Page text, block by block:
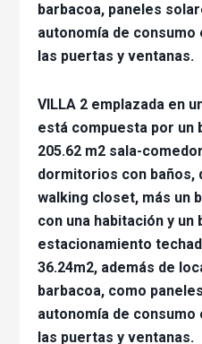
barbacoa, paneles
autonomía de
las puertas y ventanas.
VILLA 2 emplazada en
está compuesta por un
205.62 m2 sala-
dormitorios con baños,
walking closet, más un
con una habitación y un
estacionamiento
36.24m2, además de
barbacoa, como
autonomía de
las puertas y ventanas.